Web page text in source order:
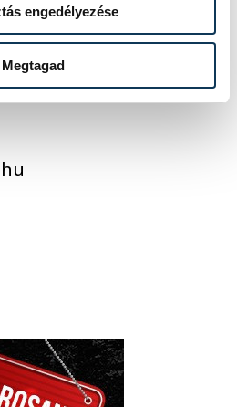
engedélyezése
Megtagad
Balatonalmádi SE